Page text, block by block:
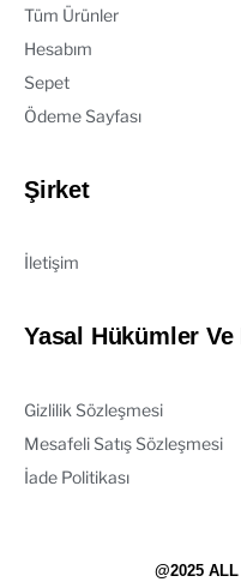
Tüm Ürünler
Hesabım
Sepet
Ödeme Sayfası
Şirket
İletişim
Yasal Hükümler
Gizlilik Sözleşmesi
Mesafeli Satış Sözleşmesi
İade Politikası
@2025